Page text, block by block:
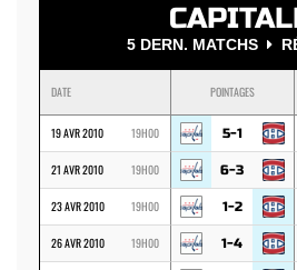
5 DERN. MATCHS
DATE POINTAGES
19 AVR 2010 19H00 5-1
21 AVR 2010 19H00 6-3
23 AVR 2010 19H00 1-2
26 AVR 2010 19H00 1-4